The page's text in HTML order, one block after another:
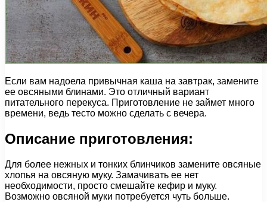
Если вам надоела привычная каша на завтрак, замените
ее овсяными блинами. Это отличный вариант
питательного перекуса. Приготовление не займет много
времени, ведь тесто можно сделать с вечера.
Описание приготовления:
Для более нежных и тонких блинчиков замените овсяные
хлопья на овсяную муку. Замачивать ее нет
необходимости, просто смешайте кефир и муку.
Возможно овсяной муки потребуется чуть больше.